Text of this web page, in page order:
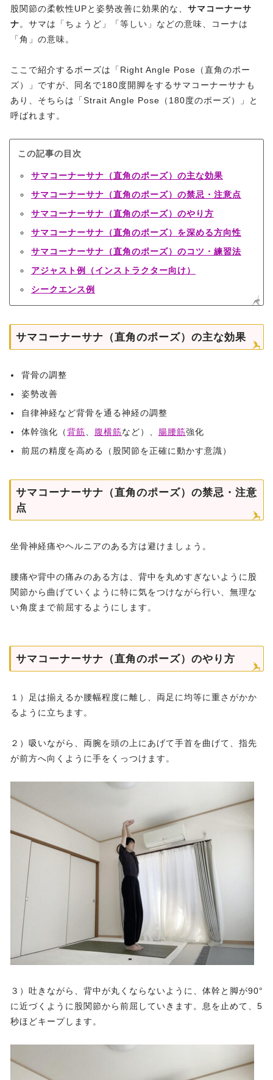
股関節の柔軟性UPと姿勢改善に効果的な、 サマコーナーサ
ナ。サマは「ちょうど」「等しい」などの意味、コーナは
「角」の意味。
ここで紹介するポーズは「Right Angle Pose（直角のポー
ズ）」ですが、同名で180度開脚をするサマコーナーサナも
あり、そちらは「Strait Angle Pose（180度のポーズ）」と
呼ばれます。
この記事の目次
サマコーナーサナ（直角のポーズ）の主な効果
サマコーナーサナ（直角のポーズ）の禁忌・注意点
サマコーナーサナ（直角のポーズ）のやり方
サマコーナーサナ（直角のポーズ）を深める方向性
サマコーナーサナ（直角のポーズ）のコツ・練習法
アジャスト例（インストラクター向け）
シークエンス例
サマコーナーサナ（直角のポーズ）の主な効果
背骨の調整
姿勢改善
自律神経など背骨を通る神経の調整
体幹強化（背筋 腹横筋など）、 腸腰筋強化
前屈の精度を高める（股関節を正確に動かす意識）
サマコーナーサナ（直角のポーズ）の禁忌・注意
点
坐骨神経痛やヘルニアのある方は避けましょう。
腰痛や背中の痛みのある方は、背中を丸めすぎないように股
関節から曲げていくように特に気をつけながら行い、無理な
い角度まで前屈するようにします。
サマコーナーサナ（直角のポーズ）のやり方
１）足は揃えるか腰幅程度に離し、両足に均等に重さがかか
るように立ちます。
２）吸いながら、両腕を頭の上にあげて手首を曲げて、指先
が前方へ向くように手をくっつけます。
３）吐きながら、背中が丸くならないように、体幹と脚が90°
に近づくように股関節から前屈していきます。息を止めて、5
秒ほどキープします。